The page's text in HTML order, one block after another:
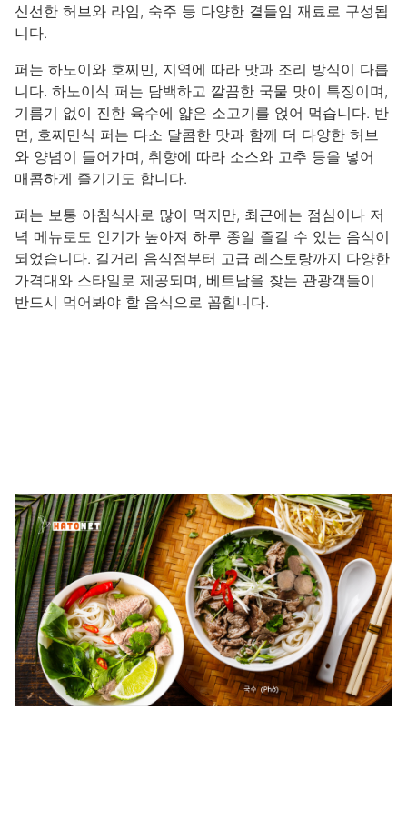
신선한 허브와 라임, 숙주 등 다양한 곁들임 재료로 구성됩
니다.
퍼는 하노이와 호찌민, 지역에 따라 맛과 조리 방식이 다릅
니다. 하노이식 퍼는 담백하고 깔끔한 국물 맛이 특징이며,
기름기 없이 진한 육수에 얇은 소고기를 얹어 먹습니다. 반
면, 호찌민식 퍼는 다소 달콤한 맛과 함께 더 다양한 허브
와 양념이 들어가며, 취향에 따라 소스와 고추 등을 넣어
매콤하게 즐기기도 합니다.
퍼는 보통 아침식사로 많이 먹지만, 최근에는 점심이나 저
녁 메뉴로도 인기가 높아져 하루 종일 즐길 수 있는 음식이
되었습니다. 길거리 음식점부터 고급 레스토랑까지 다양한
가격대와 스타일로 제공되며, 베트남을 찾는 관광객들이
반드시 먹어봐야 할 음식으로 꼽힙니다.